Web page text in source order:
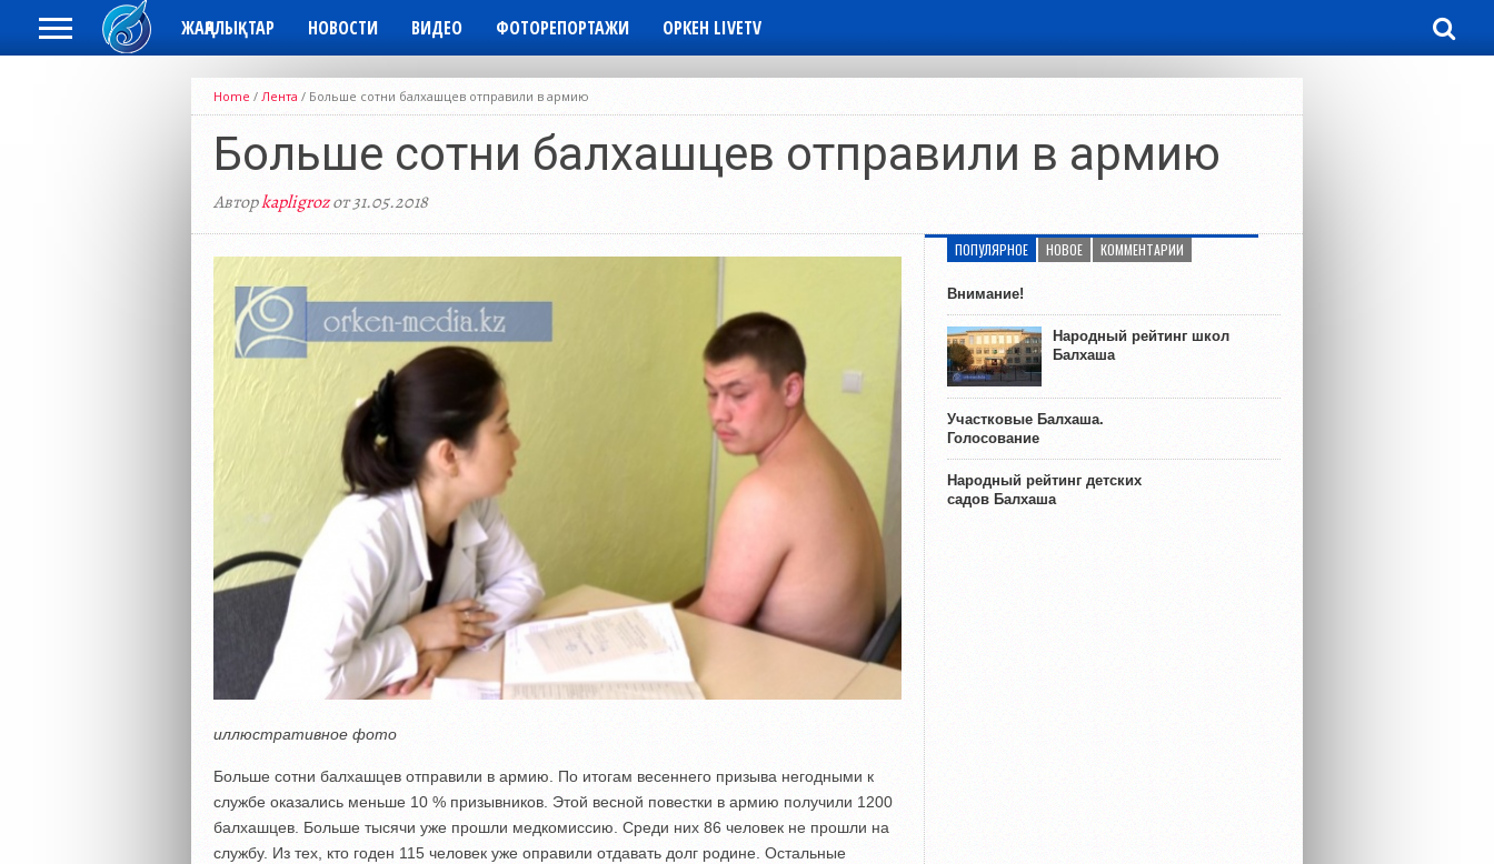
ЖАҢАЛЫҚТАР НОВОСТИ ВИДЕО ФОТОРЕПОРТАЖИ ОРКЕН LIVETV
Home / Лента / Больше сотни балхашцев отправили в армию
Больше сотни балхашцев отправили в армию
Авторkapligrozот 31.05.2018
иллюстративное фото
Больше сотни балхашцев отправили в армию. По итогам весеннего призыва негодными к
службе оказались меньше 10 % призывников. Этой весной повестки в армию получили 1200
балхашцев. Больше тысячи уже прошли медкомиссию. Среди них 86 человек не прошли на
службу. Из тех, кто годен 115 человек уже оправили отдавать долг родине. Остальные
ПОПУЛЯРНОЕ НОВОЕ КОММЕНТАРИИ
Внимание!
Народный рейтинг школ
Балхаша
Участковые Балхаша.
Голосование
Народный рейтинг детских
садов Балхаша